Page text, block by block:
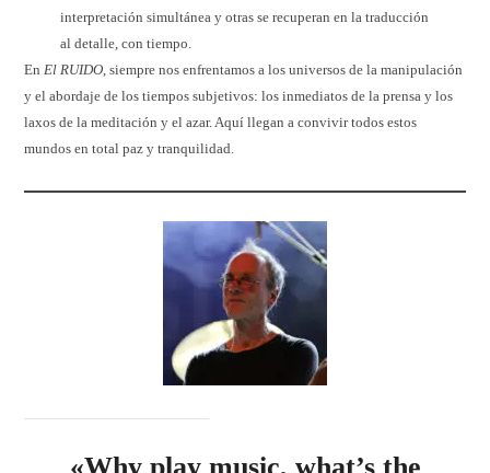
interpretación simultánea y otras se recuperan en la traducción
al detalle, con tiempo.
En El RUIDO , siempre nos enfrentamos a los universos de la manipulación
y el abordaje de los tiempos subjetivos: los inmediatos de la prensa y los
laxos de la meditación y el azar. Aquí llegan a convivir todos estos
mundos en total paz y tranquilidad.